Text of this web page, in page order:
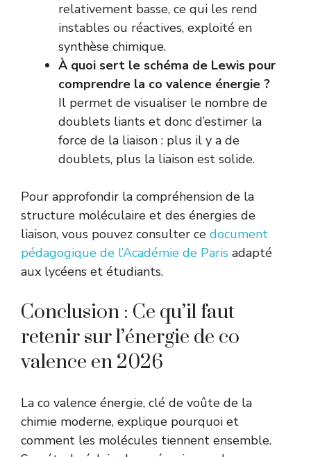
relativement basse, ce qui les rend
instables ou réactives, exploité en
synthèse chimique.
À quoi sert le schéma de Lewis pour
comprendre la co valence énergie ?
Il permet de visualiser le nombre de
doublets liants et donc d’estimer la
force de la liaison : plus il y a de
doublets, plus la liaison est solide.
Pour approfondir la compréhension de la
structure moléculaire et des énergies de
liaison, vous pouvez consulter ce document
pédagogique de l’Académie de Paris adapté
aux lycéens et étudiants.
Conclusion : Ce qu’il faut
retenir sur l’énergie de co
valence en 2026
La co valence énergie, clé de voûte de la
chimie moderne, explique pourquoi et
comment les molécules tiennent ensemble.